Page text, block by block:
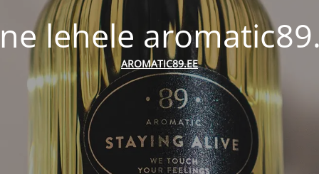
lehele
AROMATIC89.EE